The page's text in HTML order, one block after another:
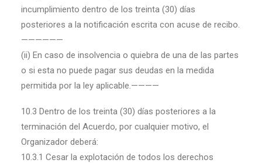
incumplimiento dentro de los treinta (30) días
posteriores a la notificación escrita con acuse de recibo.
——————
(ii) En caso de insolvencia o quiebra de una de las partes
o si esta no puede pagar sus deudas en la medida
permitida por la ley aplicable.————
10.3 Dentro de los treinta (30) días posteriores a la
terminación del Acuerdo, por cualquier motivo, el
Organizador deberá:
10.3.1 Cesar la explotación de todos los derechos